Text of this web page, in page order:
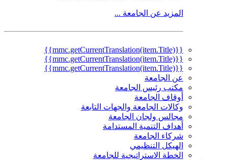
المزيد عن الجامعة ...
{{mmc.getCurrentTranslation(item.Title)}}
{{mmc.getCurrentTranslation(item.Title)}}
{{mmc.getCurrentTranslation(item.Title)}}
عن الجامعة
مكتب رئيس الجامعة
أوقاف الجامعة
وكالات الجامعة والجهات التابعة
مجالس ولجان الجامعة
أهداف التنمية المستدامة
شركاء الجامعة
الهيكل التنظيمي
الخطة الاستراتيجية للجامعة